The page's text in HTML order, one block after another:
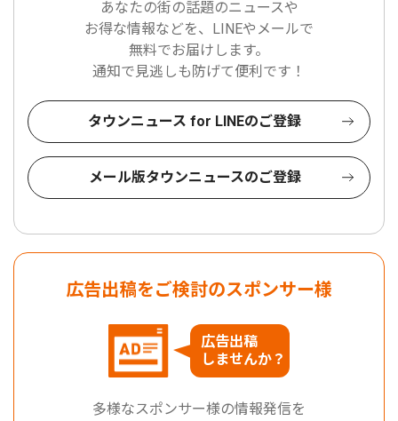
あなたの街の話題のニュースや
お得な情報などを、LINEやメールで
無料でお届けします。
通知で見逃しも防げて便利です！
タウンニュース for LINEのご登録
メール版タウンニュースのご登録
広告出稿をご検討のスポンサー様
広告出稿
しませんか？
多様なスポンサー様の情報発信を